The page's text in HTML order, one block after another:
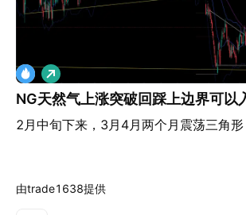
NG天然气上涨突破回踩上边界可以
2月中旬下来，3月4月两个月震荡三角形
做
多
由trade1638提供